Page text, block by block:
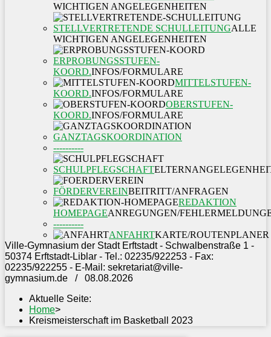
WICHTIGEN ANGELEGENHEITEN
STELLVERTRETENDE SCHULLEITUNGALLE
WICHTIGEN ANGELEGENHEITEN
ERPROBUNGSSTUFEN-
KOORD.INFOS/FORMULARE
MITTELSTUFEN-
KOORD.INFOS/FORMULARE
OBERSTUFEN-
KOORD.INFOS/FORMULARE
GANZTAGSKOORDINATION
----------
SCHULPFLEGSCHAFT
FÖRDERVEREINBEITRITT/ANFRAGEN
REDAKTION
HOMEPAGEANREGUNGEN/
----------
ANFAHRTKARTE/ROUTENPLANER
Ville-Gymnasium der Stadt Erftstadt - Schwalbenstraße 1 -
50374 Erftstadt-Liblar - Tel.: 02235/922253 - Fax:
02235/922255 - E-Mail: sekretariat@ville-
gymnasium.de / 08.08.2026
Aktuelle Seite:
Home>
Kreismeisterschaft im Basketball 2023